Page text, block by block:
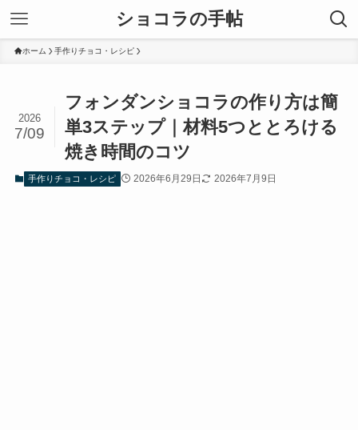
ショコラの手帖
ホーム 手作りチョコ・レシピ
フォンダンショコラの作り方は簡
単3ステップ｜材料5つととろける
焼き時間のコツ
2026
7/09
手作りチョコ・レシピ 2026年6月29日 2026年7月9日